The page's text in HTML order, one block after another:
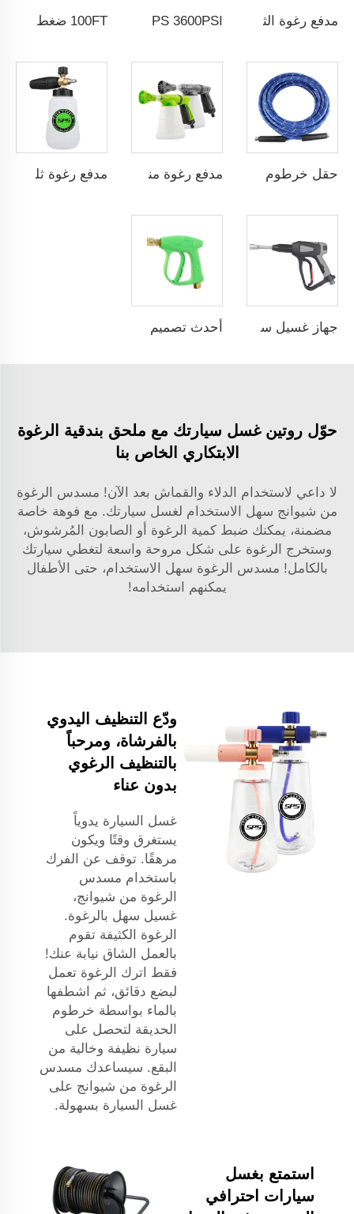
مدفع رغوة منخفض الضغط سعة 800مل يُوصل بالخراطيم، مدفع رغوة ثلجية لغسيل السيارات مدفع رغوة ثلجية سعة 1لتر بضغط عالٍ يصل إلى 5000PSI من SPS، مصنوع من السبائك، مخصص لغسيل السيارات
حوّل روتين غسل سيارتك مع ملحق بندقية الرغوة
الابتكاري الخاص بنا
لا داعي لاستخدام الدلاء والقماش بعد الآن! مسدس الرغوة
من شيوانج سهل الاستخدام لغسل سيارتك. مع فوهة خاصة
مضمنة، يمكنك ضبط كمية الرغوة أو الصابون المُرشوش،
وستخرج الرغوة على شكل مروحة واسعة لتغطي سيارتك
بالكامل! مسدس الرغوة سهل الاستخدام، حتى الأطفال
يمكنهم استخدامه!
ودّع التنظيف اليدوي
بالفرشاة، ومرحباً
بالتنظيف الرغوي
بدون عناء
غسل السيارة يدوياً
يستغرق وقتًا ويكون
مرهقًا. توقف عن الفرك
باستخدام مسدس
الرغوة من شيوانج،
غسيل سهل بالرغوة.
الرغوة الكثيفة تقوم
بالعمل الشاق نيابة عنك!
فقط اترك الرغوة تعمل
لبضع دقائق، ثم اشطفها
بالماء بواسطة خرطوم
الحديقة لتحصل على
سيارة نظيفة وخالية من
البقع. سيساعدك مسدس
الرغوة من شيوانج على
غسل السيارة بسهولة.
استمتع بغسل
سيارات احترافي